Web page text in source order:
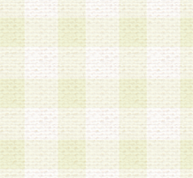
させるとともに、本規約
を使用させるものとし ま
、景品、調査サンプル品
ル等の問い合わせなどへ
たはグループ形式による
る業務